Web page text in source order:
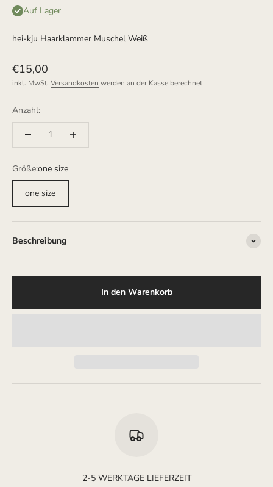
Auf Lager
hei-kju Haarklammer Muschel Weiß
Angebot
€15,00
inkl. MwSt. Versandkosten werden an der Kasse berechnet
Anzahl:
Größe:one size
one size
Beschreibung
In den Warenkorb
2-5 WERKTAGE LIEFERZEIT